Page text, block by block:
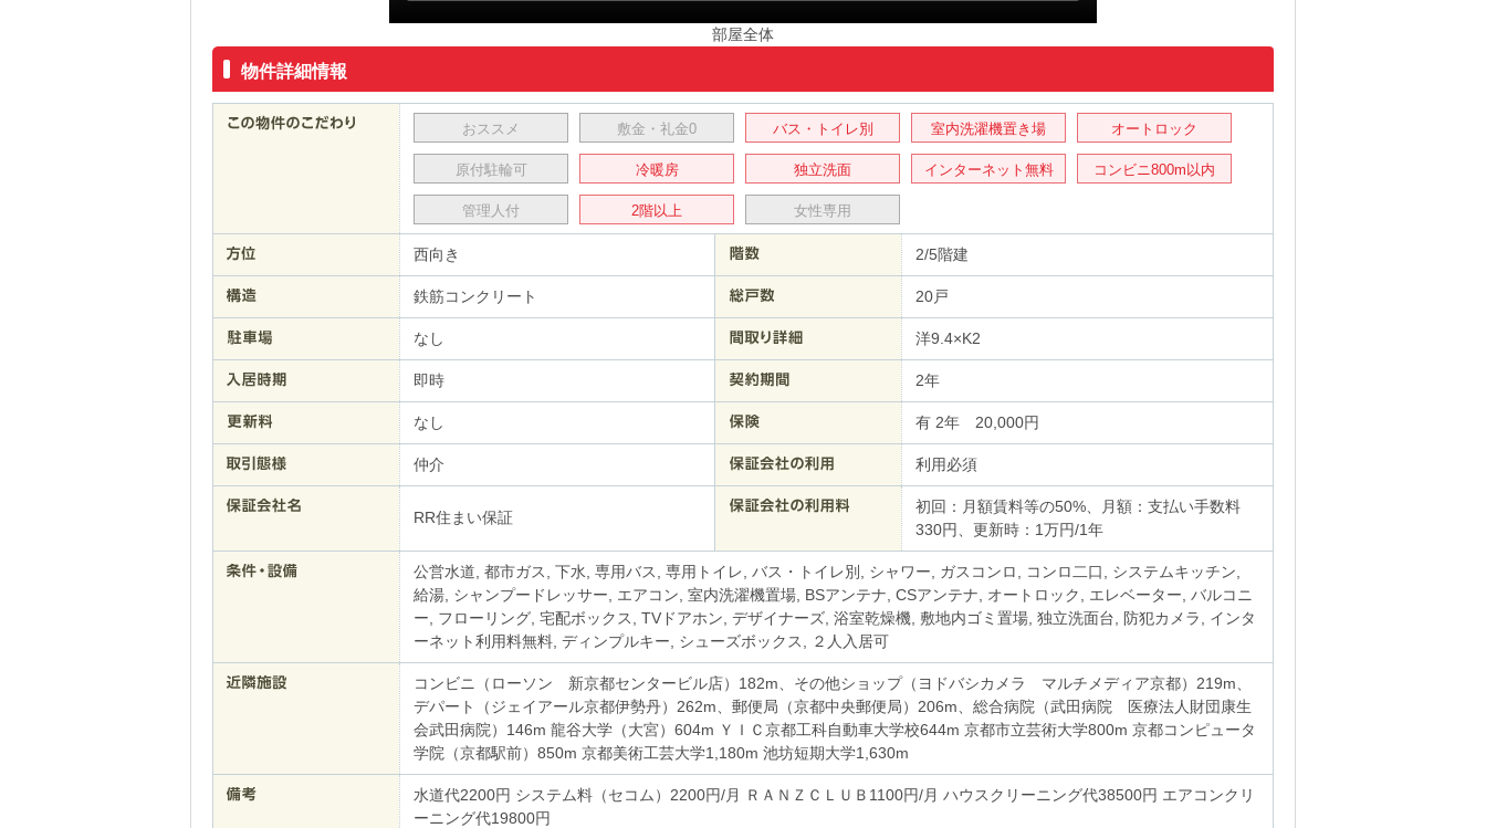
部屋全体
物件詳細情報
おススメ 敷金・礼金0 バス・トイレ別 室内洗濯機置き場 オートロック
原付駐輪可 冷暖房 独立洗面 インターネット無料 コンビニ800m以内
管理人付 2階以上 女性専用
西向き 2/5階建
鉄筋コンクリート 20戸
なし 洋9.4×K2
即時 2年
なし 有 2年 20,000円
仲介 利用必須
RR住まい保証
初回：月額賃料等の50%、月額：支払い手数料
330円、更新時：1万円/1年
公営水道, 都市ガス, 下水, 専用バス, 専用トイレ, バス・トイレ別, シャワー, ガスコンロ, コンロ二口, システムキッチン,
給湯, シャンプードレッサー, エアコン, 室内洗濯機置場, BSアンテナ, CSアンテナ, オートロック, エレベーター, バルコニ
ー, フローリング, 宅配ボックス, TVドアホン, デザイナーズ, 浴室乾燥機, 敷地内ゴミ置場, 独立洗面台, 防犯カメラ, インタ
ーネット利用料無料, ディンプルキー, シューズボックス, ２人入居可
コンビニ（ローソン 新京都センタービル店）182m、その他ショップ（ヨドバシカメラ マルチメディア京都）219m、
デパート（ジェイアール京都伊勢丹）262m、郵便局（京都中央郵便局）206m、総合病院（武田病院 医療法人財団康生
会武田病院）146m 龍谷大学（大宮）604m ＹＩＣ京都工科自動車大学校644m 京都市立芸術大学800m 京都コンピュータ
学院（京都駅前）850m 京都美術工芸大学1,180m 池坊短期大学1,630m
水道代2200円 システム料（セコム）2200円/月 ＲＡＮＺＣＬＵＢ1100円/月 ハウスクリーニング代38500円 エアコンクリ
ーニング代19800円